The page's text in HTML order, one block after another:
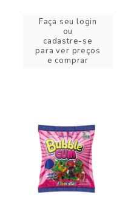
Faça seu login
ou
cadastre-se
para ver preços
e comprar